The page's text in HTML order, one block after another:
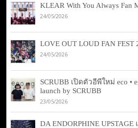
KLEAR With You Always Fan
24/05/2026
LOVE OUT LOUD FAN FEST
24/05/2026
SCRUBB เปิดตัวอีพีใหม่ eco •
launch by SCRUBB
23/05/2026
DA ENDORPHINE